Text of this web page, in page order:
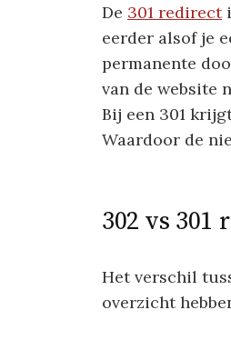
De 301 redirect
eerder alsof je
permanente
van de website
Bij een 301
Waardoor de
302 vs 301
Het verschil
overzicht